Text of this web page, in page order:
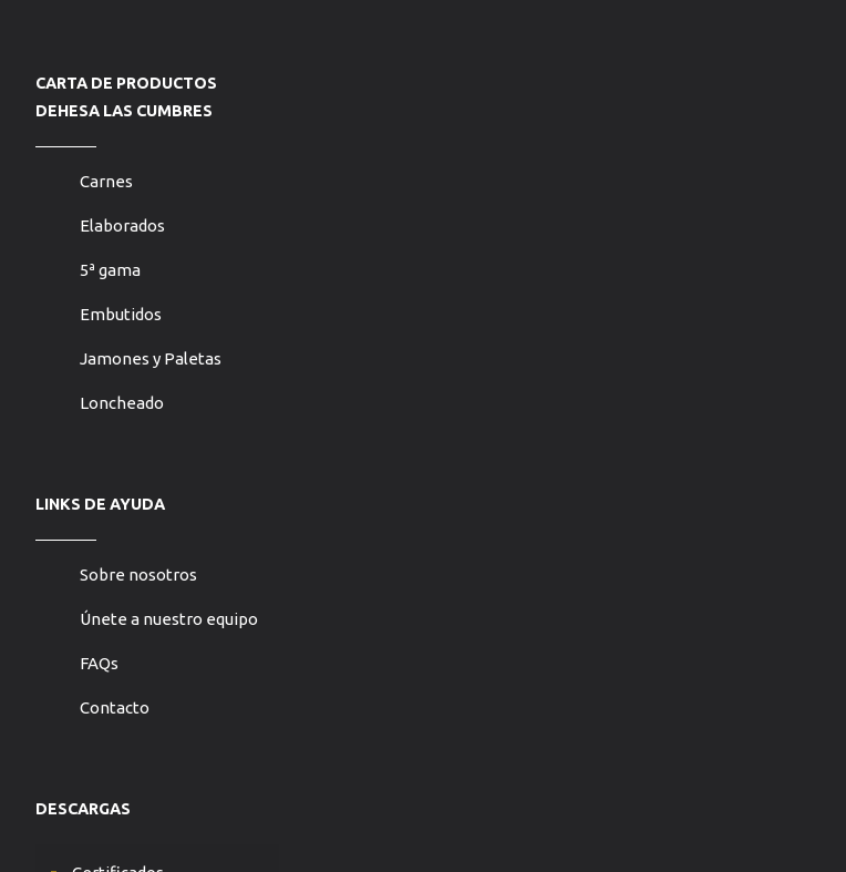
CARTA DE PRODUCTOS
DEHESA LAS CUMBRES
Carnes
Elaborados
5ª gama
Embutidos
Jamones y Paletas
Loncheado
LINKS DE AYUDA
Sobre nosotros
Únete a nuestro equipo
FAQs
Contacto
DESCARGAS